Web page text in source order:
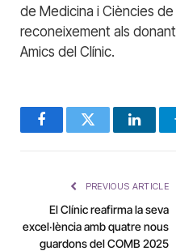
de Medicina i Ciències de
reconeixement als
Amics del Clínic.
FacebookTwitter
PREVIOUS ARTICLE
El Clínic reafirma la seva
excel·lència amb quatre nous
guardons del COMB 2025